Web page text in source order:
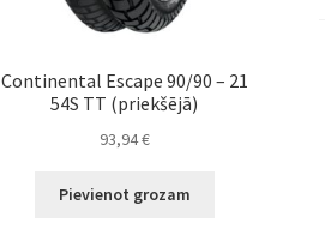
Continental Escape 90/90 – 21
54S TT (priekšējā)
93,94€
Pievienot grozam